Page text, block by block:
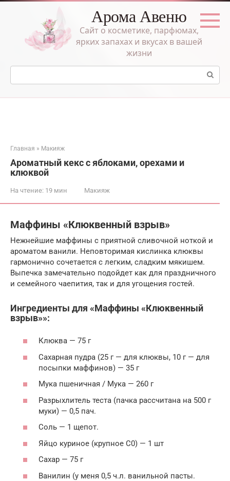
Перейти
Арома Авеню
Сайт о косметике, парфюмах,
ярких запахах и вкусах в вашей
жизни
Поиск:
Главная » Макияж
Ароматный кекс с яблоками, орехами и
клюквой
На чтение: 19 мин Макияж
Маффины «Клюквенный взрыв»
Нежнейшие маффины с приятной сливочной ноткой и
ароматом ванили. Неповторимая кислинка клюквы
гармонично сочетается с легким, сладким мякишем.
Выпечка замечательно подойдет как для праздничного
и семейного чаепития, так и для угощения гостей.
Ингредиенты для «Маффины «Клюквенный
взрыв»»:
Клюква — 75 г
Сахарная пудра (25 г — для клюквы, 10 г — для
посыпки маффинов) — 35 г
Мука пшеничная / Мука — 260 г
Разрыхлитель теста (пачка рассчитана на 500 г
муки) — 0,5 пач.
Соль — 1 щепот.
Яйцо куриное (крупное С0) — 1 шт
Сахар — 75 г
Ванилин (у меня 0,5 ч.л. ванильной пасты.